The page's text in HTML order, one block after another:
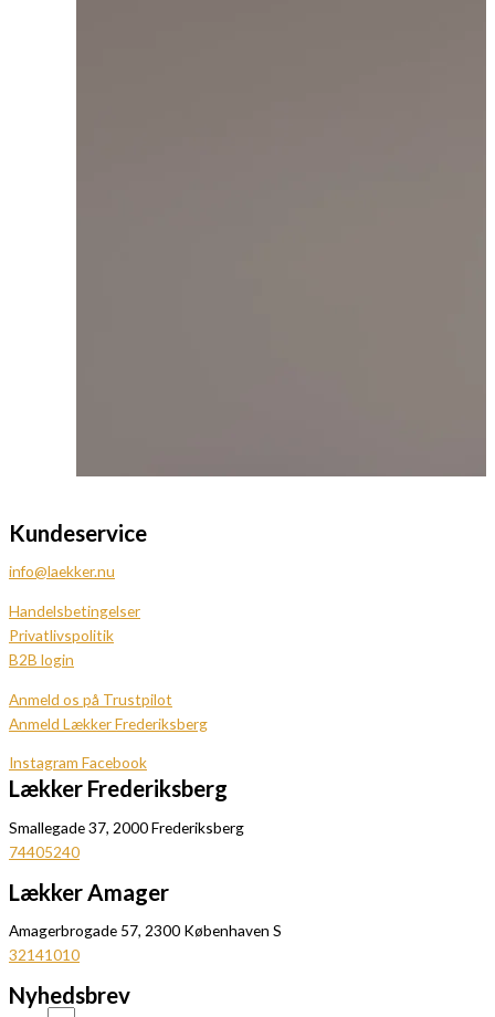
Kundeservice
info@laekker.nu
Handelsbetingelser
Privatlivspolitik
B2B login
Anmeld os på Trustpilot
Anmeld Lækker Frederiksberg
Instagram Facebook
Lækker Frederiksberg
Smallegade 37, 2000 Frederiksberg
74405240
Lækker Amager
Amagerbrogade 57, 2300 Københaven S
32141010
Nyhedsbrev